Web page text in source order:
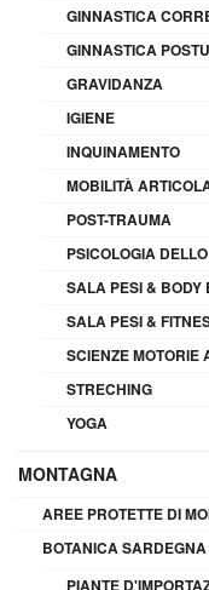
GINNASTICA
GINNASTICA
GRAVIDANZA
IGIENE
INQUINAMENTO
MOBILITÀ
POST-TRAUMA
PSICOLOGIA
SALA PESI & BODY
SALA PESI &
SCIENZE MOTORIE
STRECHING
YOGA
MONTAGNA
AREE PROTETTE DI
BOTANICA SARDEGNA
PIANTE